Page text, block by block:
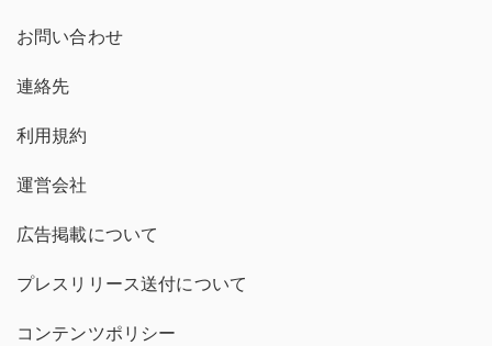
お問い合わせ
連絡先
利用規約
運営会社
広告掲載について
プレスリリース送付について
コンテンツポリシー